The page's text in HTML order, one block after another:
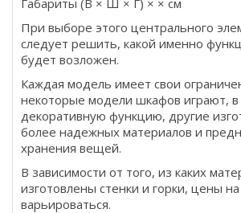
Габариты (В × Ш × Г) × × см
При выборе этого центрального
следует решить, какой именно
будет возложен.
Каждая модель имеет свои
некоторые модели шкафов играют, в
декоративную функцию, другие
более надежных материалов и
хранения вещей.
В зависимости от того, из каких
изготовлены стенки и горки, цены
варьироваться.